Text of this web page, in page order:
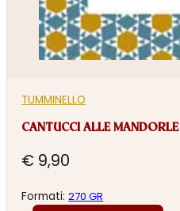
TUMMINELLO
CANTUCCI ALLE MANDORLE
€ 9,90
Formati:270 GR